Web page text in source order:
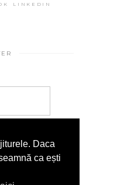
LINKEDIN
Daca
ca ești